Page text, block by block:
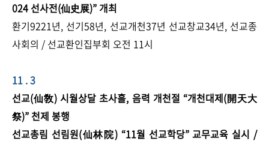
024 선사전(仙史展)” 개최
환기9221년, 선기58년, 선교개천37년 선교창교34년, 선교종
사회의 / 선교환인집부회 오전 11시​
11 . 3
선교(仙敎) 시월상달 초사흘, 음력 개천절 “개천대제(開天大
祭)” 천제 봉행​
​선교총림 선림원(仙林院) “11월 선교학당” 교무교육 실시 /